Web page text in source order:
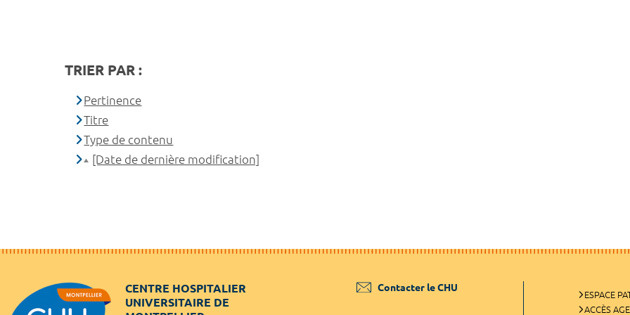
TRIER PAR :
Pertinence
Titre
Type de contenu
[Date de dernière modification]
CENTRE HOSPITALIER
UNIVERSITAIRE DE
Contacter le CHU
ESPACE
ACCÈS